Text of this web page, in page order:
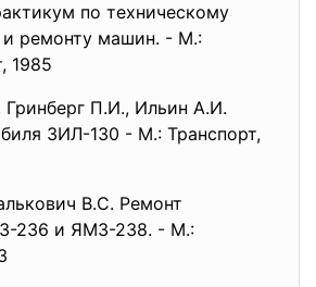
по техническому
ремонту машин. - М.:
1985
Гринберг П.И., Ильин А.И.
ЗИЛ-130 - М.: Транспорт,
В.С. Ремонт
236 и ЯМЗ-238. - М.: